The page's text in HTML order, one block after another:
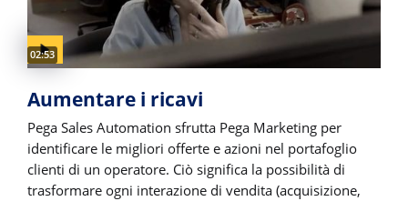
Video duration:
02:53
Aumentare i ricavi
Pega Sales Automation sfrutta Pega Marketing per
identificare le migliori offerte e azioni nel portafoglio
clienti di un operatore. Ciò significa la possibilità di
trasformare ogni interazione di vendita (acquisizione,